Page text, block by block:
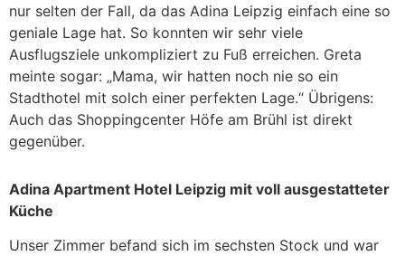
nur selten der Fall, da das Adina Leipzig einfach eine so
geniale Lage hat. So konnten wir sehr viele
Ausflugsziele unkompliziert zu Fuß erreichen. Greta
meinte sogar: „Mama, wir hatten noch nie so ein
Stadthotel mit solch einer perfekten Lage.“ Übrigens:
Auch das Shoppingcenter Höfe am Brühl ist direkt
gegenüber.
Adina Apartment Hotel Leipzig mit voll ausgestatteter
Küche
Unser Zimmer befand sich im sechsten Stock und war